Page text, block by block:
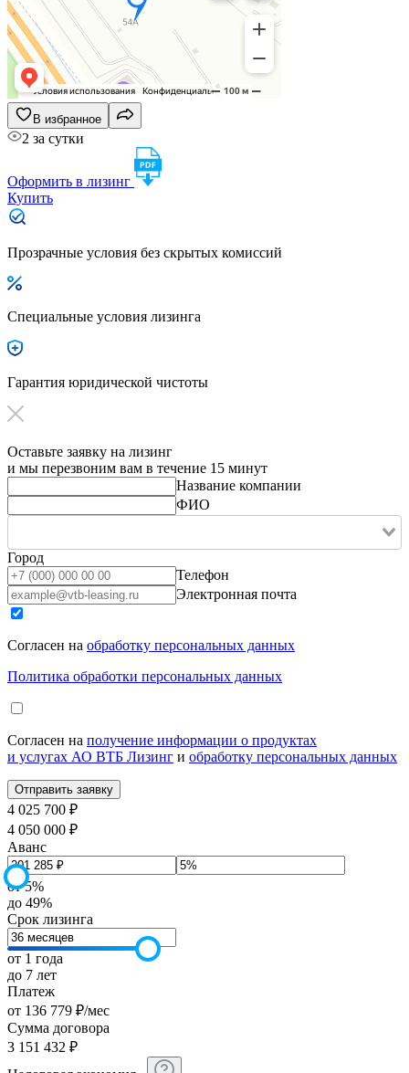
В избранное
2 за сутки
Оформить в лизинг
Купить
Прозрачные условия без скрытых комиссий
Специальные условия лизинга
Гарантия юридической чистоты
Оставьте заявку на лизинг
и мы перезвоним вам в течение 15 минут
Название компании
ФИО
Город
Телефон
Электронная почта
Согласен на обработку персональных данных
Политика обработки персональных данных
Согласен на получение информации о продуктах
и услугах АО ВТБ Лизинг и обработку персональных данных
4 025 700 ₽
4 050 000 ₽
Аванс
от 5%
до 49%
Срок лизинга
от 1 года
до 7 лет
Платеж
от 136 779 ₽/мес
Сумма договора
3 151 432 ₽